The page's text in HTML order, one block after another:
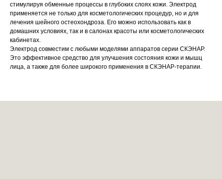
стимулируя обменные процессы в глубоких слоях кожи. Электрод
применяется не только для косметологических процедур, но и для
лечения шейного остеохондроза. Его можно использовать как в
домашних условиях, так и в салонах красоты или косметологических
кабинетах.
Электрод совместим с любыми моделями аппаратов серии СКЭНАР.
Это эффективное средство для улучшения состояния кожи и мышц
лица, а также для более широкого применения в СКЭНАР-терапии.